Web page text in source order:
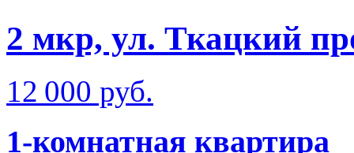
2 мкр, ул. Ткацкий
12 000 руб.
1-комнатная квартира